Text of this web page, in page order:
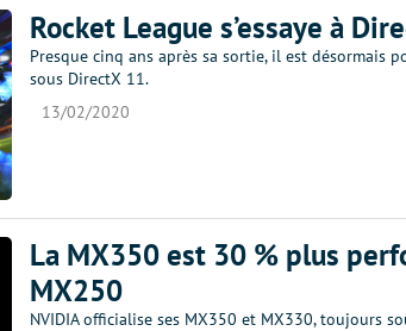
Rocket League s’essaye à
Presque cinq ans après sa sortie, il est désormais
sous DirectX 11.
13/02/2020
La MX350 est 30 % plus
MX250
NVIDIA officialise ses MX350 et MX330, toujours